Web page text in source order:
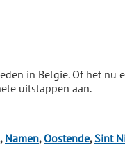
in België. Of het nu
uitstappen aan.
, Namen, Oostende,Sint